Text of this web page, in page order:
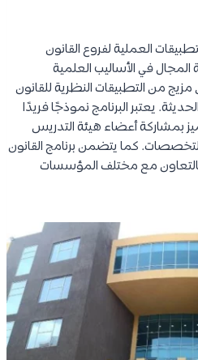
العملية لفروع القانون
المجال في الأساليب العلمية
مزيج من التطبيقات النظرية للقانون
يعتبر البرنامج نموذجًا فريدًا
بمشاركة أعضاء هيئة التدريس
كما يتضمن برنامج القانون
بالتعاون مع مختلف المؤسسات